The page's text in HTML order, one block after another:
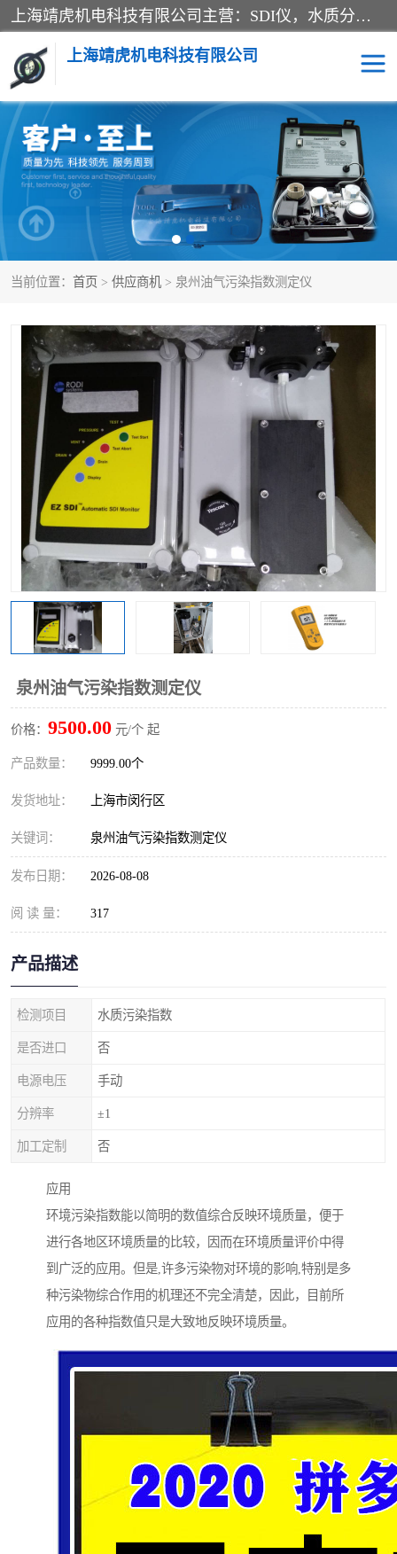
上海靖虎机电科技有限公司主营：SDI仪，水质分析仪，水质检测仪产品；上海靖虎机电科技有限公司在专业制造和研发等方面的强大的平台优势，利用自身在自动化仪表、自控系统及环保监测仪器的专长，以优良的技术，优越的产品质量和良好的服务质量与广大客户真诚合作。
上海靖虎机电科技有限公司
当前位置： 首页 > 供应商机 > 泉州油气污染指数测定仪
泉州油气污染指数测定仪
价格： 9500.00 元/个 起
产品数量： 9999.00个
发货地址： 上海市闵行区
关键词： 泉州油气污染指数测定仪
发布日期： 2026-08-08
阅 读 量： 317
产品描述
检测项目 水质污染指数
是否进口 否
电源电压 手动
分辨率 ±1
加工定制 否
应用
环境污染指数能以简明的数值综合反映环境质量，便于
进行各地区环境质量的比较，因而在环境质量评价中得
到广泛的应用。但是,许多污染物对环境的影响,特别是多
种污染物综合作用的机理还不完全清楚，因此，目前所
应用的各种指数值只是大致地反映环境质量。
SDI仪 过滤膜过滤纸
PH电导测试笔 水质分析仪
水质检测仪 电导测试笔
PH电导测试仪